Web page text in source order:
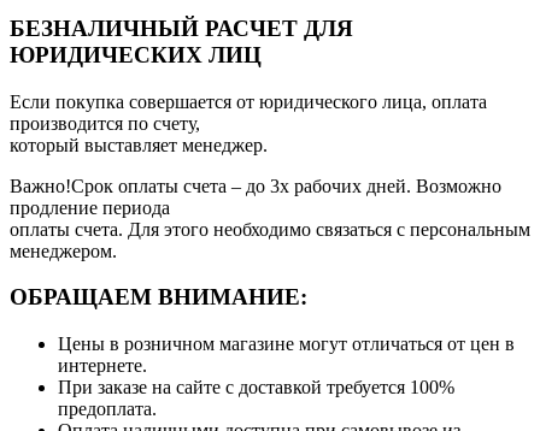
БЕЗНАЛИЧНЫЙ РАСЧЕТ ДЛЯ
ЮРИДИЧЕСКИХ ЛИЦ
Если покупка совершается от юридического лица, оплата
производится по счету,
который выставляет менеджер.
Важно!Срок оплаты счета – до 3х рабочих дней. Возможно
продление периода
оплаты счета. Для этого необходимо связаться с персональным
менеджером.
ОБРАЩАЕМ ВНИМАНИЕ:
Цены в розничном магазине могут отличаться от цен в
интернете.
При заказе на сайте с доставкой требуется 100%
предоплата.